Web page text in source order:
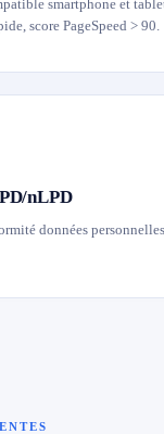
smartphone et
score PageSpeed > 90.
nLPD
données